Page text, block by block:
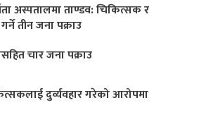
अस्पतालमा ताण्डव: चिकित्सक र
तीन जना पक्राउ
चार जना पक्राउ
दुर्व्यवहार गरेको आरोपमा